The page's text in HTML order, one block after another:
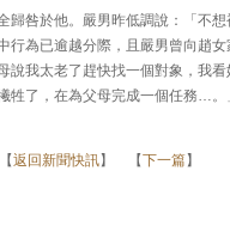
咎於他。嚴男昨低調說：「不想
為已逾越分際，且嚴男曾向趙
說我太老了趕快找一個對象，我
了，在為父母完成一個任務…。
返回新聞快訊】 【下一篇】